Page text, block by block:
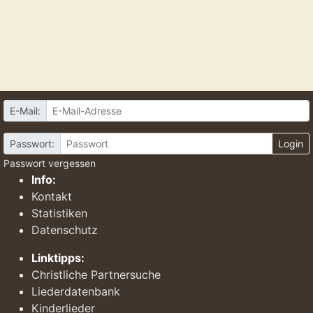
E-Mail:
Passwort:
Login
Passwort vergessen
Info:
Kontakt
Statistiken
Datenschutz
Linktipps:
Christliche Partnersuche
Liederdatenbank
Kinderlieder